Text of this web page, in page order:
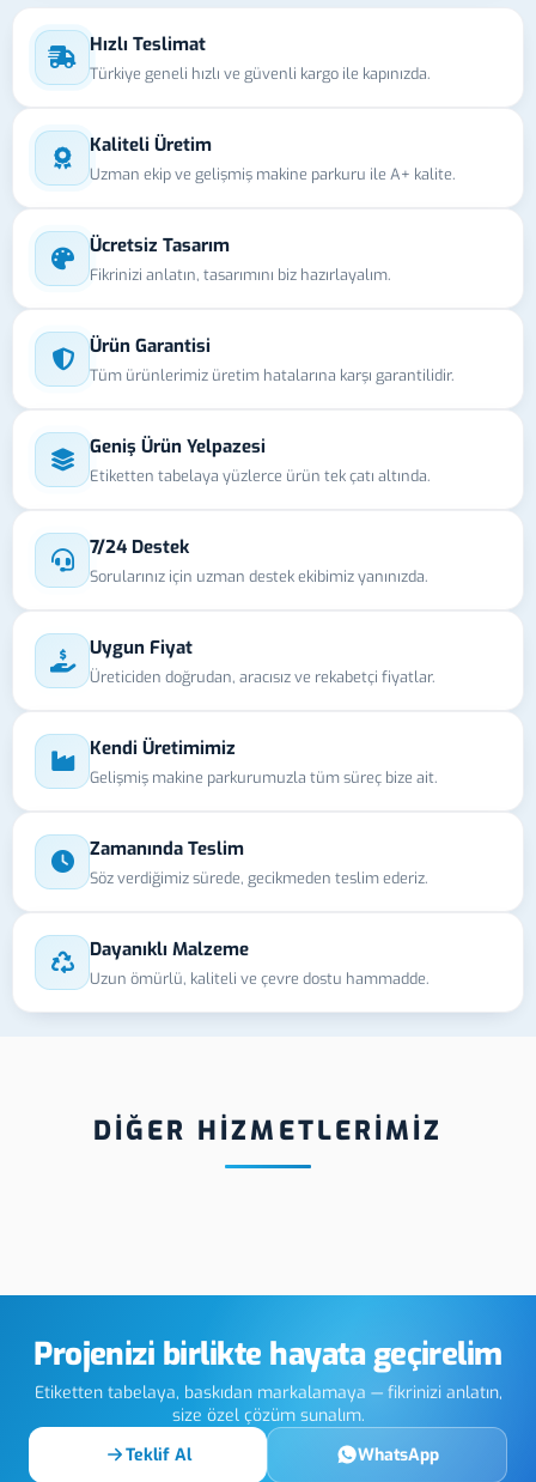
Hızlı Teslimat
Türkiye geneli hızlı ve güvenli kargo ile kapınızda.
Kaliteli Üretim
Uzman ekip ve gelişmiş makine parkuru ile A+ kalite.
Ücretsiz Tasarım
Fikrinizi anlatın, tasarımını biz hazırlayalım.
Ürün Garantisi
Tüm ürünlerimiz üretim hatalarına karşı garantilidir.
Geniş Ürün Yelpazesi
Etiketten tabelaya yüzlerce ürün tek çatı altında.
7/24 Destek
Sorularınız için uzman destek ekibimiz yanınızda.
Uygun Fiyat
Üreticiden doğrudan, aracısız ve rekabetçi fiyatlar.
Kendi Üretimimiz
Gelişmiş makine parkurumuzla tüm süreç bize ait.
Zamanında Teslim
Söz verdiğimiz sürede, gecikmeden teslim ederiz.
Dayanıklı Malzeme
Uzun ömürlü, kaliteli ve çevre dostu hammadde.
DİĞER HİZMETLERİMİZ
Projenizi birlikte hayata geçirelim
Etiketten tabelaya, baskıdan markalamaya — fikrinizi anlatın,
size özel çözüm sunalım.
Teklif Al
WhatsApp